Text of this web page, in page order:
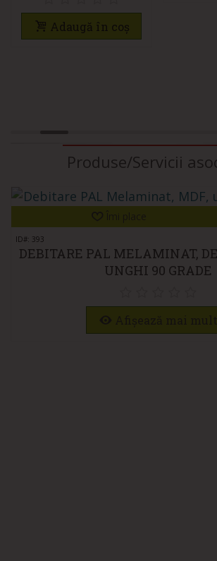
Adaugă în coș
Produse/Servicii
ID#: 393
DEBITARE PAL MELAMINAT,
UNGHI 90 GRADE